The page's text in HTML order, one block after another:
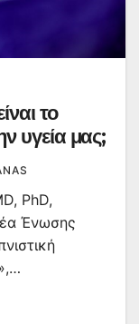
το
υγεία μας;
PhD,
Ένωσης